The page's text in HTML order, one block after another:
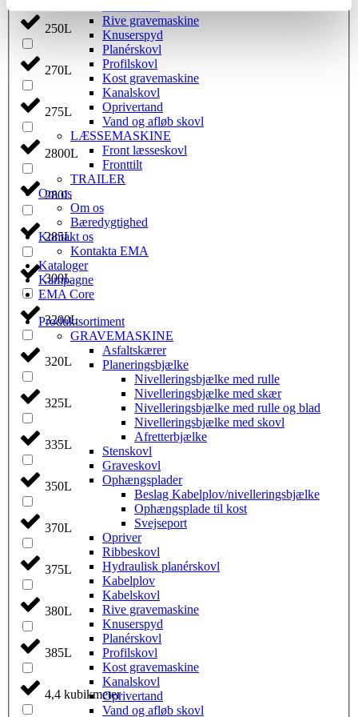
250L
270L
275L
2800L
280L
285L
300L
3200L
320L
325L
335L
350L
370L
375L
380L
385L
4,4 kubikmeter
Rive gravemaskine
Knuserspyd
Planérskovl
Profilskovl
Kost gravemaskine
Kanalskovl
Oprivertand
Vand og afløb skovl
LÆSSEMASKINE
Front læsseskovl
Fronttilt
TRAILER
Om os
Om os
Bæredygtighed
Kontakt os
Kontakta EMA
Kataloger
Kampagne
EMA Core
Produktsortiment
GRAVEMASKINE
Asfaltskærer
Planeringsbjælke
Nivelleringsbjælke med rulle
Nivelleringsbjælke med skær
Nivelleringsbjælke med rulle og blad
Nivelleringsbjælke med skovl
Afretterbjælke
Stenskovl
Graveskovl
Ophængsplader
Beslag Kabelplov/nivelleringsbjælke
Ophængsplade til kost
Svejseport
Opriver
Ribbeskovl
Hydraulisk planérskovl
Kabelplov
Kabelskovl
Rive gravemaskine
Knuserspyd
Planérskovl
Profilskovl
Kost gravemaskine
Kanalskovl
Oprivertand
Vand og afløb skovl